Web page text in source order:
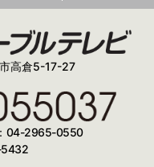
高倉5-17-27
04-2965-0550